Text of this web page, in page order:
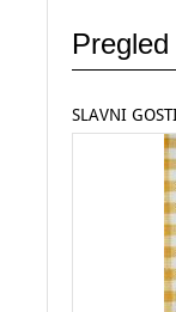
SLAVNI